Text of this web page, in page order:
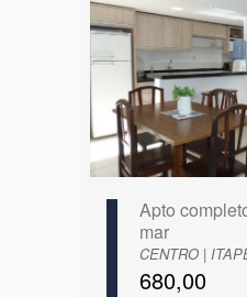
Apto
mar
CENTRO |
680,00